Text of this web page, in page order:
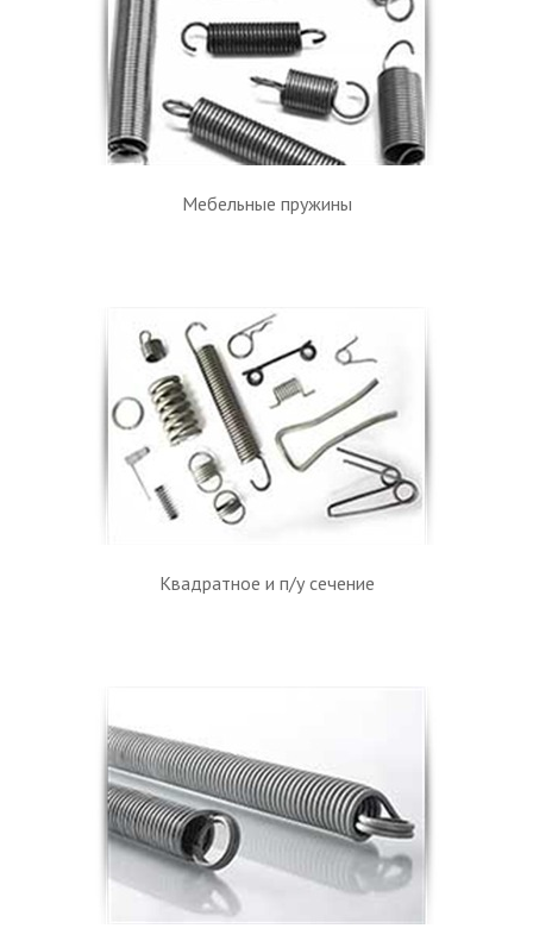
Мебельные пружины
Квадратное и п/у сечение